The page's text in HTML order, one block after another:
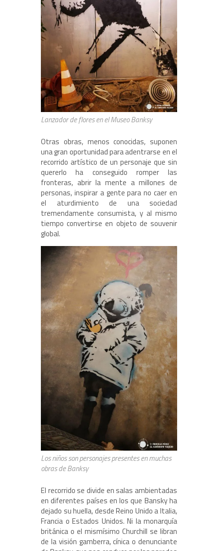
Lanzador de flores en el Museo Banksy
Otras obras, menos conocidas, suponen
una gran oportunidad para adentrarse en el
recorrido artístico de un personaje que sin
quererlo ha conseguido romper las
fronteras, abrir la mente a millones de
personas, inspirar a gente para no caer en
el aturdimiento de una sociedad
tremendamente consumista, y al mismo
tiempo convertirse en objeto de souvenir
global.
Los niños son personajes presentes en muchas
obras de Banksy
El recorrido se divide en salas ambientadas
en diferentes países en los que Bansky ha
dejado su huella, desde Reino Unido a Italia,
Francia o Estados Unidos. Ni la monarquía
británica o el mismísimo Churchill se libran
de la visión gamberra, cínica o denunciante